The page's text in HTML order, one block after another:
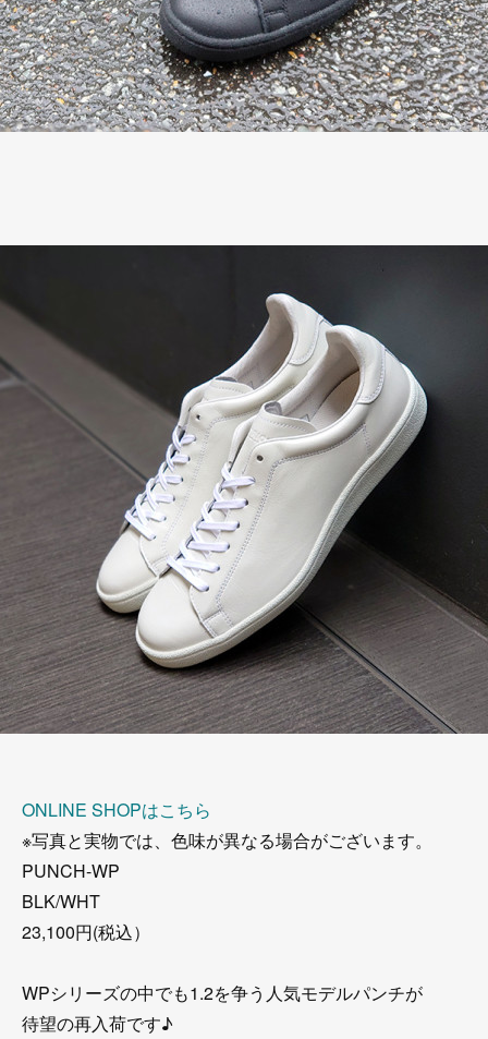
ONLINE SHOPはこちら
※写真と実物では、色味が異なる場合がございます。
PUNCH-WP
BLK/WHT
23,100円(税込）
WPシリーズの中でも1.2を争う人気モデルパンチが
待望の再入荷です♪